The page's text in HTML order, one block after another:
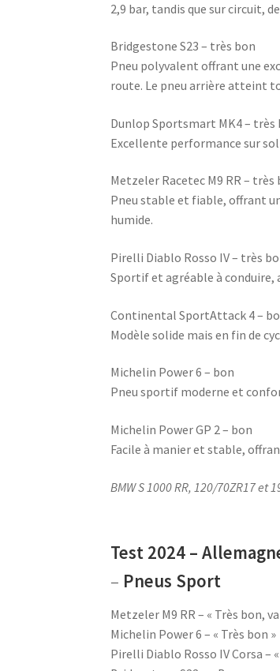
2,9 bar, tandis que sur circuit,
Bridgestone S23 – très bon
Pneu polyvalent offrant une
route. Le pneu arrière atteint
Dunlop Sportsmart MK4 – très
Excellente performance sur
Metzeler Racetec M9 RR – très
Pneu stable et fiable, offrant
humide.
Pirelli Diablo Rosso IV – très
Sportif et agréable à conduire,
Continental SportAttack 4 –
Modèle solide mais en fin de
Michelin Power 6 – bon
Pneu sportif moderne et
Michelin Power GP 2 – bon
Facile à manier et stable,
BMW S 1000 RR, 120/70ZR17 et
Test 2024 –
– Pneus Sport
Metzeler M9 RR – « Très bon,
Michelin Power 6 – « Très bon »
Pirelli Diablo Rosso IV Corsa –